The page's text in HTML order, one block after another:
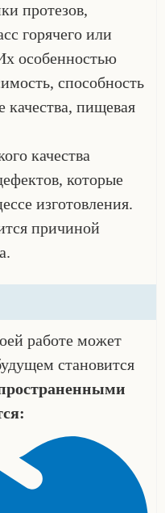
протезов,
горячего или
особенностью
способность
качества, пищевая
качества
которые
изготовления.
причиной
работе может
становится